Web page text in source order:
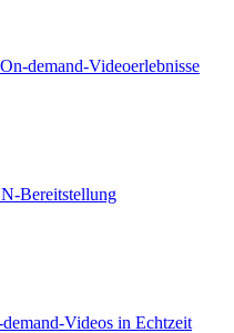
demand-Videoerlebnisse
Bereitstellung
Videos in Echtzeit